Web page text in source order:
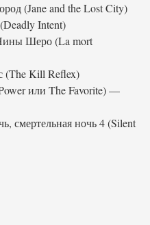
(Jane and the Lost City)
Intent)
Шеро (La mort
(The Kill Reflex)
или The Favorite) —
смертельная ночь 4 (Silent